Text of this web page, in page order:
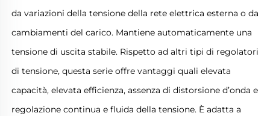
da variazioni della tensione della rete elettrica esterna o da
cambiamenti del carico. Mantiene automaticamente una
tensione di uscita stabile. Rispetto ad altri tipi di regolatori
di tensione, questa serie offre vantaggi quali elevata
capacità, elevata efficienza, assenza di distorsione d’onda e
regolazione continua e fluida della tensione. È adatta a